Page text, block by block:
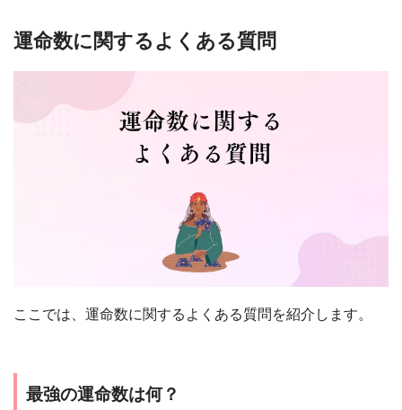
運命数に関するよくある質問
ここでは、運命数に関するよくある質問を紹介します。
最強の運命数は何？